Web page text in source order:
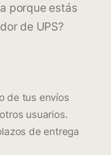
porque estás
de UPS?
de tus envíos
usuarios.
de entrega